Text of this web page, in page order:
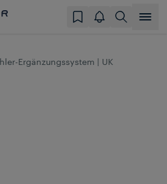
Ergänzungssystem | UK